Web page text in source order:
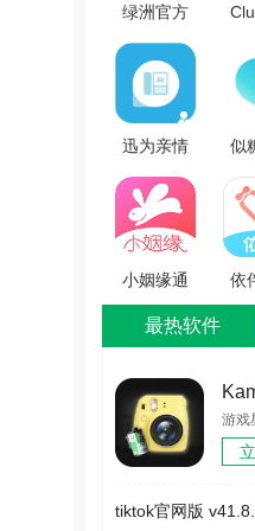
绿洲官方
最新版
V5.8.5
迅为亲情
可视电话
直装版
V1.2.5
似
小姻缘通
用版
v5.5.0
依
版
最热软件
机
游戏
tiktok官网版